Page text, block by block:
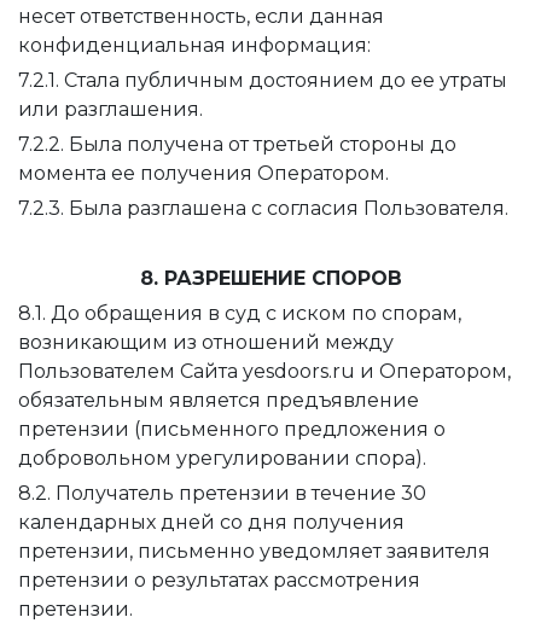
несет ответственность, если данная
конфиденциальная информация:
7.2.1. Стала публичным достоянием до ее утраты
или разглашения.
7.2.2. Была получена от третьей стороны до
момента ее получения Оператором.
7.2.3. Была разглашена с согласия Пользователя.
8. РАЗРЕШЕНИЕ СПОРОВ
8.1. До обращения в суд с иском по спорам,
возникающим из отношений между
Пользователем Сайта yesdoors.ru и Оператором,
обязательным является предъявление
претензии (письменного предложения о
добровольном урегулировании спора).
8.2. Получатель претензии в течение 30
календарных дней со дня получения
претензии, письменно уведомляет заявителя
претензии о результатах рассмотрения
претензии.